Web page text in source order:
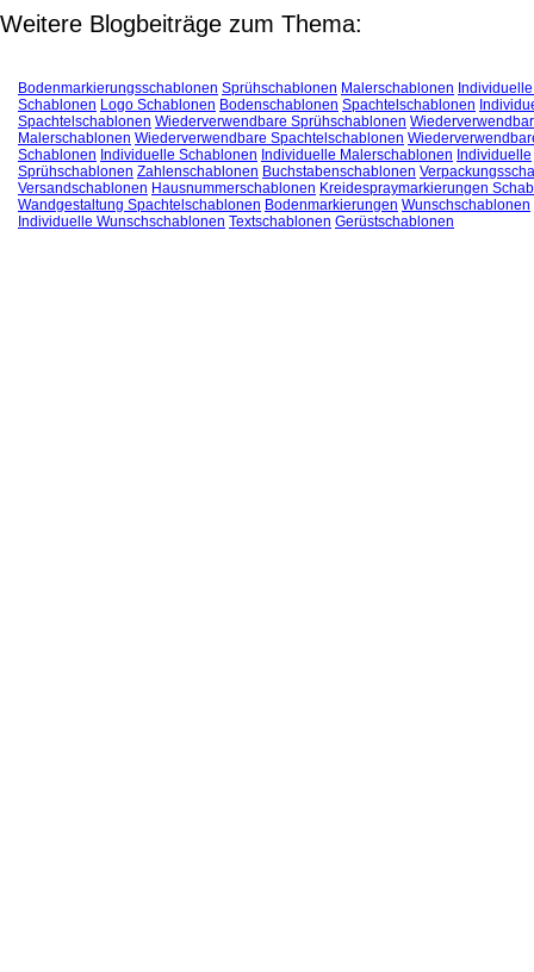
Weitere Blogbeiträge zum Thema:
Bodenmarkierungsschablonen Sprühschablonen Malerschablonen
Schablonen Logo Schablonen Bodenschablonen Spachtelschablonen
Spachtelschablonen Wiederverwendbare Sprühschablonen
Malerschablonen Wiederverwendbare Spachtelschablonen
Schablonen Individuelle Schablonen Individuelle Malerschablonen Individuelle
Sprühschablonen Zahlenschablonen Buchstabenschablonen
Versandschablonen Hausnummerschablonen Kreidespraymarkierungen
Wandgestaltung Spachtelschablonen Bodenmarkierungen Wunschschablonen
Individuelle Wunschschablonen Textschablonen Gerüstschablonen